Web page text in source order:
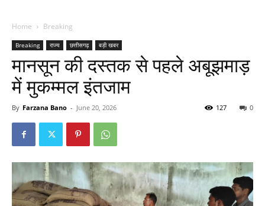
Home Breaking
Breaking राज्य छत्तीसगढ़ बड़ी खबर
मानसून की दस्तक से पहले अबूझमाड़
में मुकम्मल इंतजाम
By Farzana Bano - June 20, 2026 0
127